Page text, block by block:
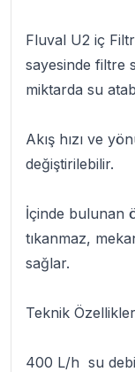
Fluval U2 iç
sayesinde filtre
miktarda su
Akış hızı ve
değiştirilebilir.
İçinde bulunan
tıkanmaz,
sağlar.
Teknik
400 L/h su